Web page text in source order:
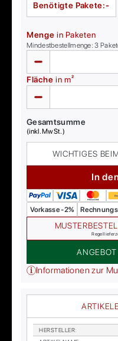
Benötigte Pakete:-
Menge in Paketen
Mindestbestellmenge:3
Fläche in m²
Gesamtsumme
(inkl. MwSt.)
WICHTIGES
In
Vorkasse -2%
Informationen zur
HER­STEL­LER: